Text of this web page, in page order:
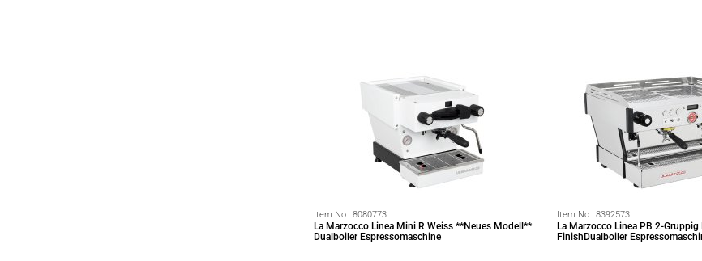
Item No.: 8080773
La Marzocco Linea Mini R Weiss **Neues Modell**
Dualboiler Espressomaschine
Item No.: 8392573
La Marzocco Linea PB 2-Gruppig
FinishDualboiler